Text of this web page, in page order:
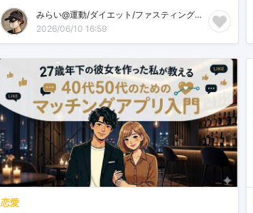
みらい@運動/ダイエット/ファスティング/マインドセット
2026/06/10 16:59
恋愛